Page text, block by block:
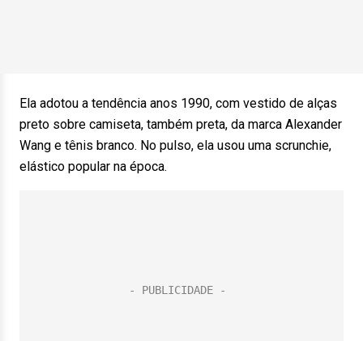
Ela adotou a tendência anos 1990, com vestido de alças
preto sobre camiseta, também preta, da marca Alexander
Wang e tênis branco. No pulso, ela usou uma scrunchie,
elástico popular na época.